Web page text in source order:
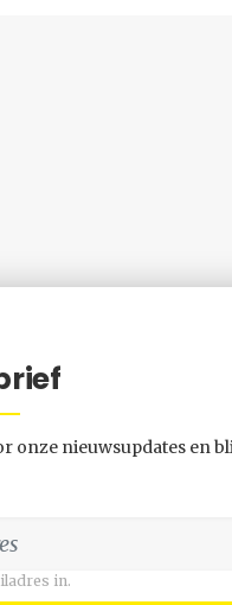
onze nieuwsupdates en
in.